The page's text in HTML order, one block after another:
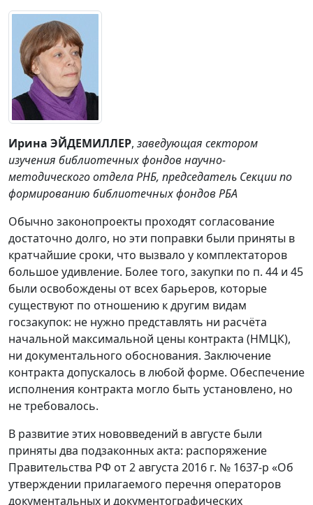
Ирина ЭЙДЕМИЛЛЕР, заведующая сектором
изучения библиотечных фондов научно-
методического отдела РНБ, председатель Секции по
формированию библиотечных фондов РБА
Обычно законопроекты проходят согласование
достаточно долго, но эти поправки были приняты в
кратчайшие сроки, что вызвало у комплектаторов
большое удивление. Более того, закупки по п. 44 и 45
были освобождены от всех барьеров, которые
существуют по отношению к другим видам
госзакупок: не нужно представлять ни расчёта
начальной максимальной цены контракта (НМЦК),
ни документального обоснования. Заключение
контракта допускалось в любой форме. Обеспечение
исполнения контракта могло быть установлено, но
не требовалось.
В развитие этих нововведений в августе были
приняты два подзаконных акта: распоряжение
Правительства РФ от 2 августа 2016 г. № 1637-р «Об
утверждении прилагаемого перечня операторов
документальных и документографических